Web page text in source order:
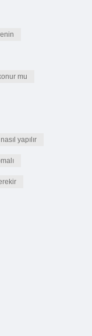
mu
yapılır